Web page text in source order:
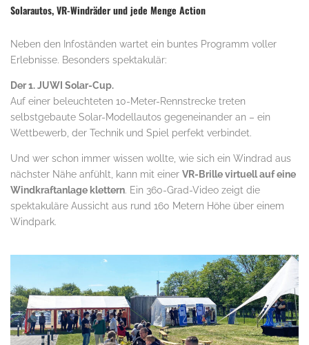
Solarautos, VR-Windräder und jede Menge Action
Neben den Infoständen wartet ein buntes Programm voller
Erlebnisse. Besonders spektakulär:
Der 1. JUWI Solar-Cup.
Auf einer beleuchteten 10-Meter-Rennstrecke treten
selbstgebaute Solar-Modellautos gegeneinander an – ein
Wettbewerb, der Technik und Spiel perfekt verbindet.
Und wer schon immer wissen wollte, wie sich ein Windrad aus
nächster Nähe anfühlt, kann mit einer VR-Brille virtuell auf eine
Windkraftanlage klettern. Ein 360-Grad-Video zeigt die
spektakuläre Aussicht aus rund 160 Metern Höhe über einem
Windpark.